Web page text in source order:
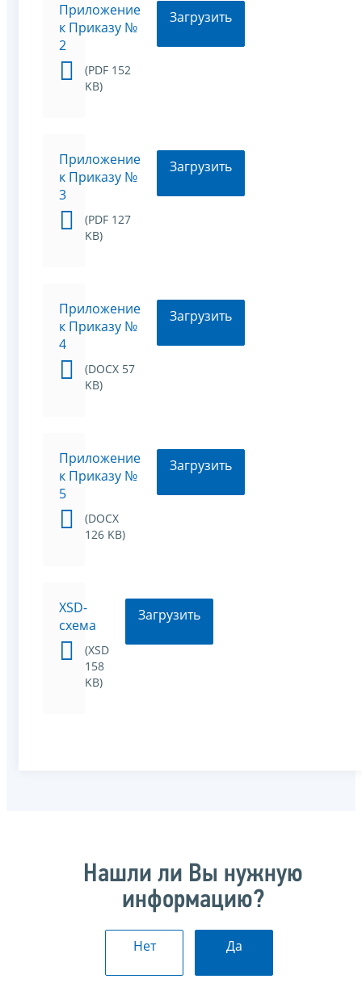
Приложение
к Приказу №
2
(PDF 152
KB)
Загрузить
Приложение
к Приказу №
3
(PDF 127
KB)
Загрузить
Приложение
к Приказу №
4
(DOCX 57
KB)
Загрузить
Приложение
к Приказу №
5
(DOCX
126 KB)
Загрузить
XSD-
схема
(XSD
158
KB)
Загрузить
Нашли ли Вы нужную
информацию?
Нет Да